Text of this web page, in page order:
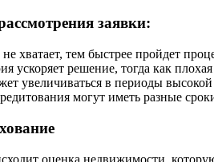
заявки:
хватает, тем быстрее пройдет
ускоряет решение, тогда как
увеличиваться в периоды
могут иметь разные
оценка недвижимости,